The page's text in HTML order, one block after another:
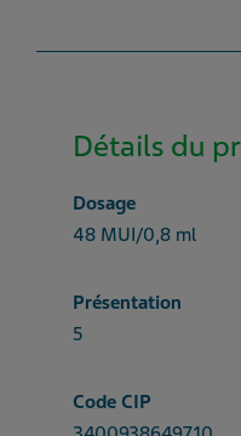
Détails du
Dosage
48 MUI/0,8 ml
Présentation
5
Code CIP